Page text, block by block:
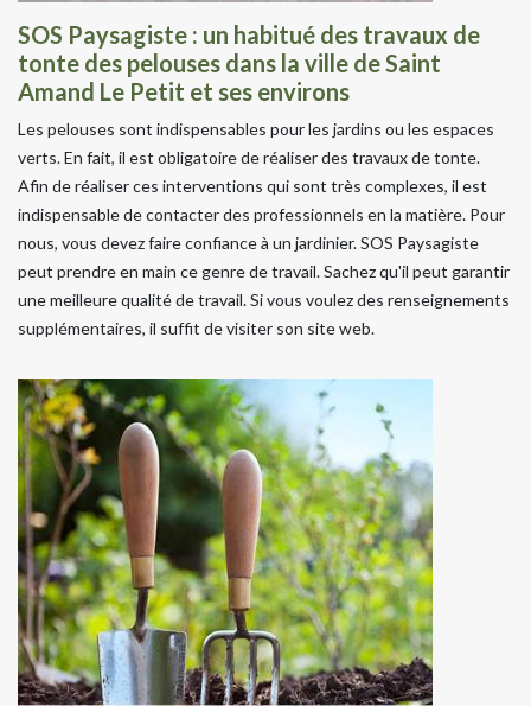
SOS Paysagiste : un habitué des travaux de
tonte des pelouses dans la ville de Saint
Amand Le Petit et ses environs
Les pelouses sont indispensables pour les jardins ou les espaces
verts. En fait, il est obligatoire de réaliser des travaux de tonte.
Afin de réaliser ces interventions qui sont très complexes, il est
indispensable de contacter des professionnels en la matière. Pour
nous, vous devez faire confiance à un jardinier. SOS Paysagiste
peut prendre en main ce genre de travail. Sachez qu'il peut garantir
une meilleure qualité de travail. Si vous voulez des renseignements
supplémentaires, il suffit de visiter son site web.